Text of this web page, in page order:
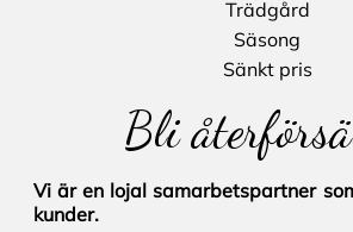
Trädgård
Säsong
Sänkt pris
Bli
Vi är en lojal samarbetspartner
kunder.